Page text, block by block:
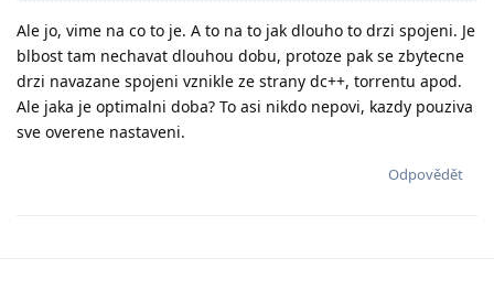
Ale jo, vime na co to je. A to na to jak dlouho to drzi spojeni. Je
blbost tam nechavat dlouhou dobu, protoze pak se zbytecne
drzi navazane spojeni vznikle ze strany dc++, torrentu apod.
Ale jaka je optimalni doba? To asi nikdo nepovi, kazdy pouziva
sve overene nastaveni.
Odpovědět